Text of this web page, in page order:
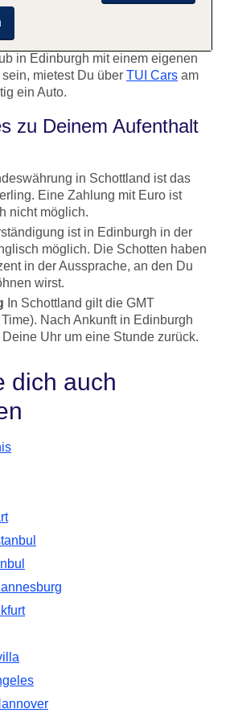
bringen Dich in wenigen Minuten
hohe Ansprüche an den Transport
ist ein Chauffeurservice buchbar.
in Edinburgh mit einem eigenen
mietest Du über TUI Cars am
ein Auto.
zu Deinem Aufenthalt
in Schottland ist das
Eine Zahlung mit Euro ist
nicht möglich.
ist in Edinburgh in der
möglich. Die Schotten haben
in der Aussprache, an den Du
wirst.
In Schottland gilt die GMT
Nach Ankunft in Edinburgh
Uhr um eine Stunde zurück.
dich auch